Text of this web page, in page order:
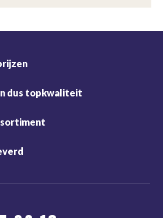
dus topkwaliteit